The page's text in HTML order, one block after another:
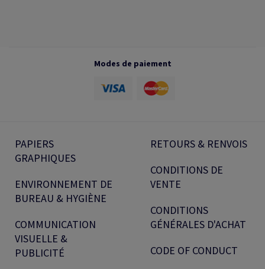
Modes de paiement
PAPIERS
GRAPHIQUES
ENVIRONNEMENT DE
BUREAU & HYGIÈNE
COMMUNICATION
VISUELLE &
PUBLICITÉ
RETOURS & RENVOIS
CONDITIONS DE
VENTE
CONDITIONS
GÉNÉRALES D'ACHAT
CODE OF CONDUCT